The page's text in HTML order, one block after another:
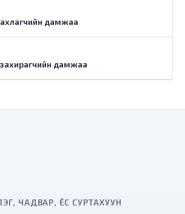
ахлагчийн дамжаа
захирагчийн дамжаа
ЧАДВАР, ЁС СУРТАХУУН